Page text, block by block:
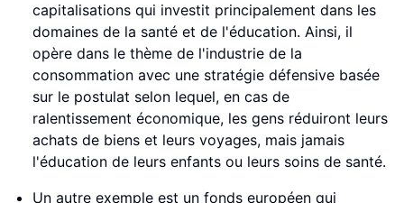
capitalisations qui investit principalement dans les
domaines de la santé et de l'éducation. Ainsi, il
opère dans le thème de l'industrie de la
consommation avec une stratégie défensive basée
sur le postulat selon lequel, en cas de
ralentissement économique, les gens réduiront leurs
achats de biens et leurs voyages, mais jamais
l'éducation de leurs enfants ou leurs soins de santé.
Un autre exemple est un fonds européen qui